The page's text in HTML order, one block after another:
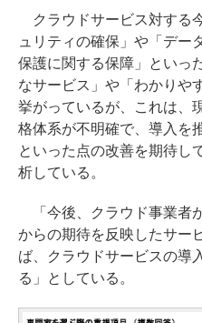
クラウドサービス対する
ュリティの確保」や「デー
保護に関する保障」といっ
なサービス」や「わかりや
挙がっているが、これは、
格体系が不明確で、導入を
といった点の改善を期待し
析している。
「今後、クラウド事業者
からの期待を反映したサー
ば、クラウドサービスの導
る」としている。